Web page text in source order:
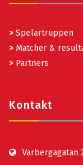
> Spelartruppen
> Matcher &
> Partners
Kontakt
Varbergagatan